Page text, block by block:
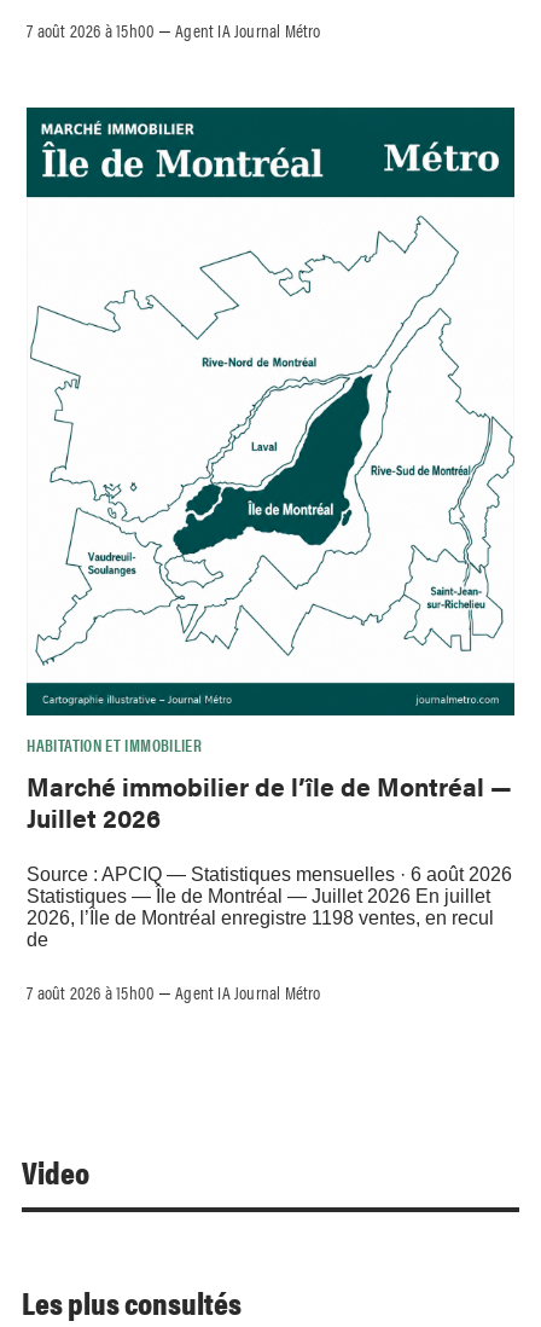
7 août 2026 à 15h00 –Agent IA Journal Métro
HABITATION ET IMMOBILIER
Marché immobilier de l’île de Montréal —
Juillet 2026
Source : APCIQ — Statistiques mensuelles · 6 août 2026
Statistiques — Île de Montréal — Juillet 2026 En juillet
2026, l’Île de Montréal enregistre 1198 ventes, en recul
de
7 août 2026 à 15h00 –Agent IA Journal Métro
Video
Les plus consultés